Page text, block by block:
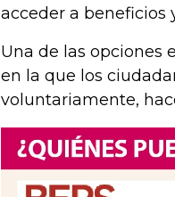
acceder a beneficios
Una de las opciones
en la que los
voluntariamente,